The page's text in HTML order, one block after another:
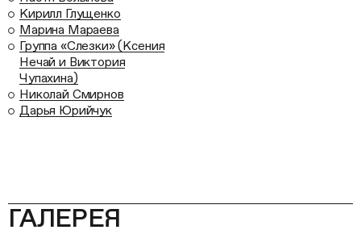
Кирилл Глущенко
Марина Мараева
Группа «Слезки» (Ксения
Нечай и Виктория
Чупахина)
Николай Смирнов
Дарья Юрийчук
ГАЛЕРЕЯ